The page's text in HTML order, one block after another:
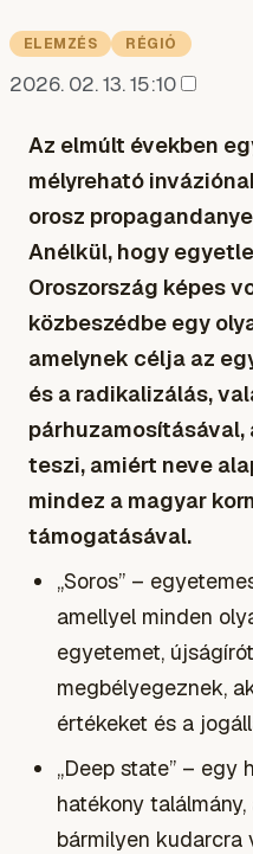
ELEMZÉS RÉGIÓ
2026. 02. 13. 15:10
Az elmúlt években
mélyreható
orosz
Anélkül, hogy
Oroszország képes
közbeszédbe egy
amelynek célja az
és a radikalizálás,
párhuzamosításával,
teszi, amiért neve
mindez a magyar
támogatásával.
„Soros” –
amellyel minden
egyetemet,
megbélyegeznek,
értékeket és a
„Deep state” – egy
hatékony
bármilyen kudarcra